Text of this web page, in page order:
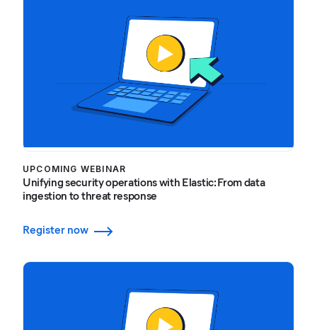
UPCOMING WEBINAR
Unifying security operations with Elastic: From data
ingestion to threat response
Register now